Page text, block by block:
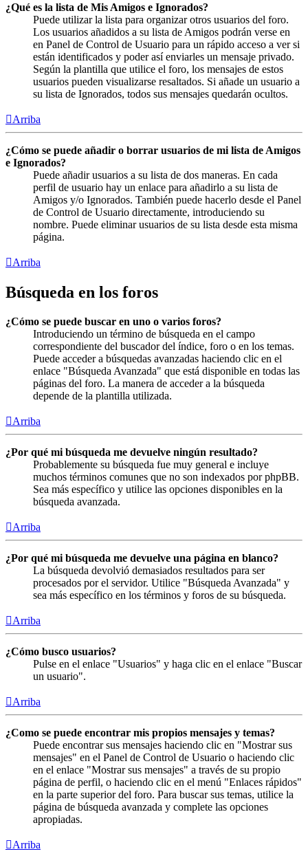
¿Qué es la lista de Mis Amigos e Ignorados?
Puede utilizar la lista para organizar otros usuarios del foro.
Los usuarios añadidos a su lista de Amigos podrán verse en
en Panel de Control de Usuario para un rápido acceso a ver si
están identificados y poder así enviarles un mensaje privado.
Según la plantilla que utilice el foro, los mensajes de estos
usuarios pueden visualizarse resaltados. Si añade un usuario a
su lista de Ignorados, todos sus mensajes quedarán ocultos.
Arriba
¿Cómo se puede añadir o borrar usuarios de mi lista de Amigos
e Ignorados?
Puede añadir usuarios a su lista de dos maneras. En cada
perfil de usuario hay un enlace para añadirlo a su lista de
Amigos y/o Ignorados. También puede hacerlo desde el Panel
de Control de Usuario directamente, introduciendo su
nombre. Puede eliminar usuarios de su lista desde esta misma
página.
Arriba
Búsqueda en los foros
¿Cómo se puede buscar en uno o varios foros?
Introduciendo un término de búsqueda en el campo
correspondiente del buscador del índice, foro o en los temas.
Puede acceder a búsquedas avanzadas haciendo clic en el
enlace "Búsqueda Avanzada" que está disponible en todas las
páginas del foro. La manera de acceder a la búsqueda
depende de la plantilla utilizada.
Arriba
¿Por qué mi búsqueda me devuelve ningún resultado?
Probablemente su búsqueda fue muy general e incluye
muchos términos comunes que no son indexados por phpBB.
Sea más específico y utilice las opciones disponibles en la
búsqueda avanzada.
Arriba
¿Por qué mi búsqueda me devuelve una página en blanco?
La búsqueda devolvió demasiados resultados para ser
procesados por el servidor. Utilice "Búsqueda Avanzada" y
sea más específico en los términos y foros de su búsqueda.
Arriba
¿Cómo busco usuarios?
Pulse en el enlace "Usuarios" y haga clic en el enlace "Buscar
un usuario".
Arriba
¿Como se puede encontrar mis propios mensajes y temas?
Puede encontrar sus mensajes haciendo clic en "Mostrar sus
mensajes" en el Panel de Control de Usuario o haciendo clic
en el enlace "Mostrar sus mensajes" a través de su propio
página de perfil, o haciendo clic en el menú "Enlaces rápidos"
en la parte superior del foro. Para buscar sus temas, utilice la
página de búsqueda avanzada y complete las opciones
apropiadas.
Arriba